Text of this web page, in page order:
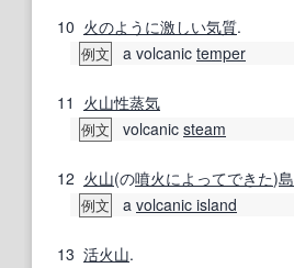
10 火のように激しい気質.
例文 a volcanic temper
11 火山性蒸気
例文 volcanic steam
12 火山(の噴火によってできた)島
例文 a volcanic island
13 活火山.